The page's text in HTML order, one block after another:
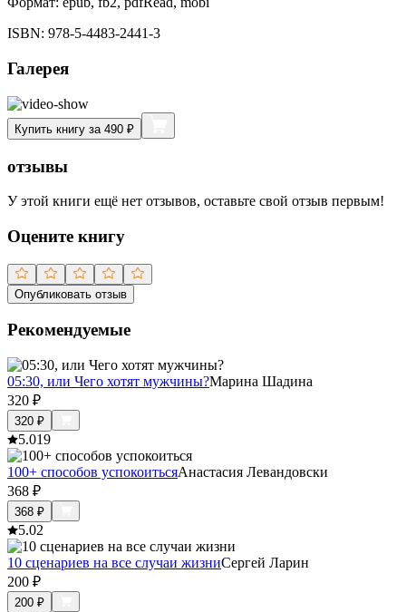
ISBN: 978-5-4483-2441-3
Галерея
Купить книгу за 490 ₽
отзывы
У этой книги ещё нет отзывов, оставьте свой отзыв первым!
Оцените книгу
Опубликовать отзыв
Рекомендуемые
05:30, или Чего хотят мужчины?Марина Шадина
320 ₽
320 ₽
5.019
100+ способов успокоитьсяАнастасия Левандовски
368 ₽
368 ₽
5.02
10 сценариев на все случаи жизниСергей Ларин
200 ₽
200 ₽